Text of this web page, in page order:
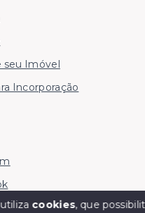
seu Imóvel
Incorporação
cookies, que